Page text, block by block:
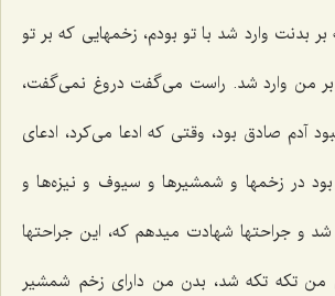
بدنت وارد شد با تو بودم، زخمهایی که بر تو
بر من وارد شد. راست می‌گفت دروغ نمی‌گفت،
آدم صادق بود، وقتی که ادعا می‌کرد، ادعای
در زخمها و شمشیرها و سیوف و نیزه‌ها و
شد و جراحتها شهادت میدهم که، این جراحتها
من تکه تکه شد، بدن من دارای زخم شمشیر